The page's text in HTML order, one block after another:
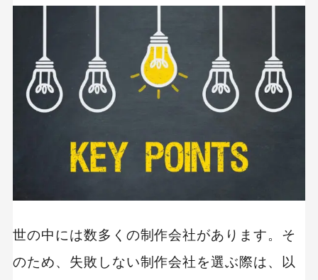
世の中には数多くの制作会社があります。そ
のため、失敗しない制作会社を選ぶ際は、以